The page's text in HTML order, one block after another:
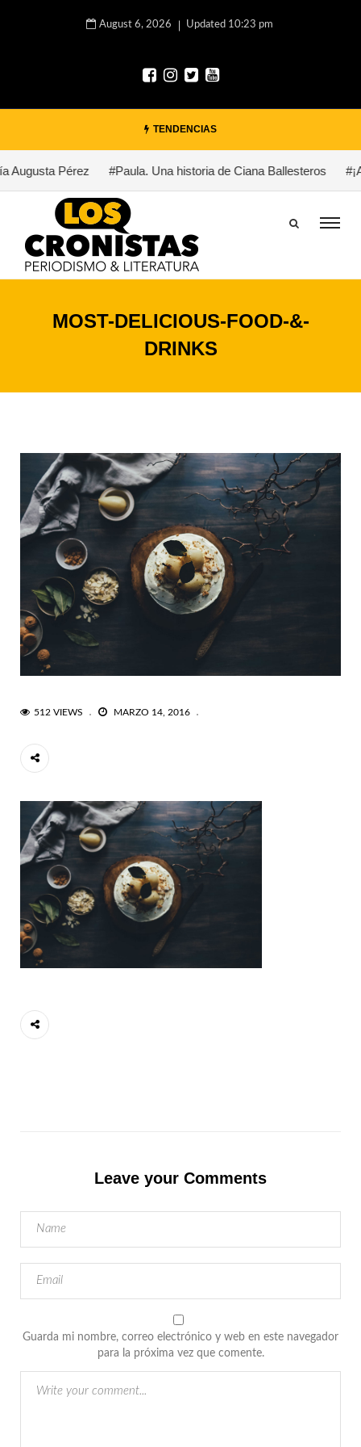
August 6, 2026 Updated 10:23 pm
TENDENCIAS
Pérez #Paula. Una historia de Ciana Ballesteros
MOST-DELICIOUS-FOOD-&-
DRINKS
512 VIEWS MARZO 14, 2016
Leave your Comments
Guarda mi nombre, correo electrónico y web en este navegador
para la próxima vez que comente.